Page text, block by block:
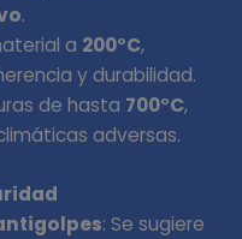
.
a 200°C,
y durabilidad.
de hasta 700°C,
adversas.
: Se sugiere